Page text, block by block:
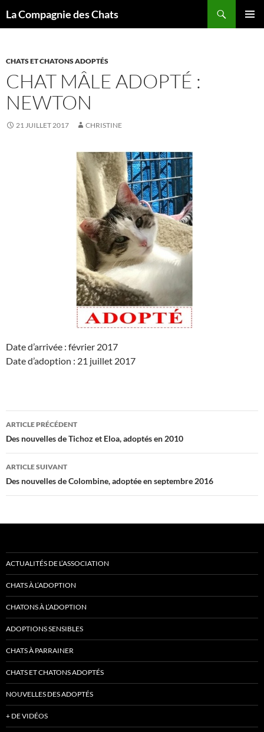
La Compagnie des Chats
CHATS ET CHATONS ADOPTÉS
CHAT MÂLE ADOPTÉ :
NEWTON
21 JUILLET 2017 CHRISTINE
Date d’arrivée : février 2017
Date d’adoption : 21 juillet 2017
Navigation
des
articles
ARTICLE PRÉCÉDENT
Des nouvelles de Tichoz et Eloa, adoptés en 2010
ARTICLE SUIVANT
Des nouvelles de Colombine, adoptée en septembre 2016
ACTUALITÉS DE L’ASSOCIATION
CHATS À L’ADOPTION
CHATONS À L’ADOPTION
ADOPTIONS SENSIBLES
CHATS À PARRAINER
CHATS ET CHATONS ADOPTÉS
NOUVELLES DES ADOPTÉS
+ DE VIDÉOS